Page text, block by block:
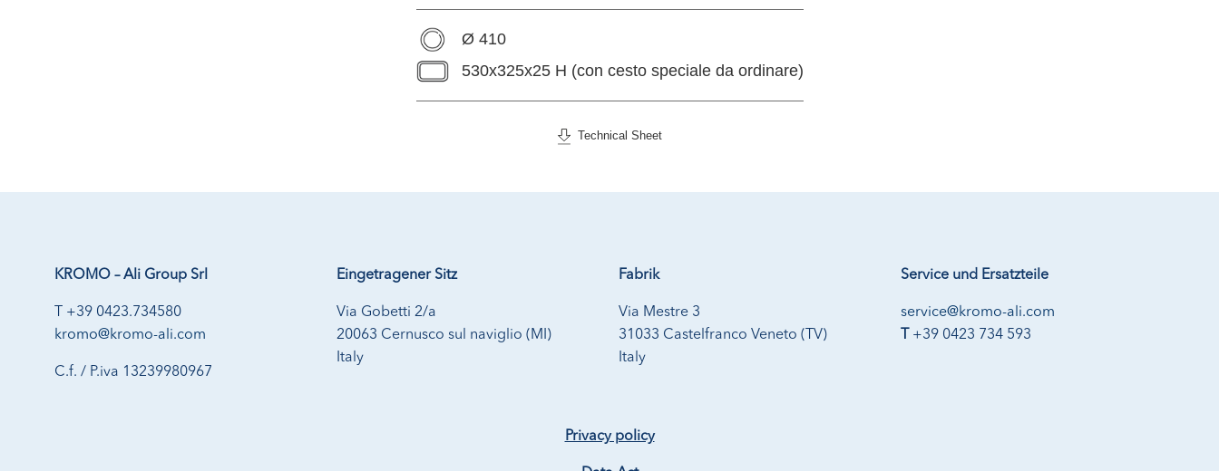
Ø 410
530x325x25 H (con cesto speciale da ordinare)
Technical Sheet
KROMO – Ali Group Srl
T +39 0423.734580
kromo@kromo-ali.com
C.f. / P.iva 13239980967
Eingetragener Sitz
Via Gobetti 2/a
20063 Cernusco sul naviglio (MI)
Italy
Fabrik
Via Mestre 3
31033 Castelfranco Veneto (TV)
Italy
Service und Ersatzteile
service@kromo-ali.com
T +39 0423 734 593
Privacy policy